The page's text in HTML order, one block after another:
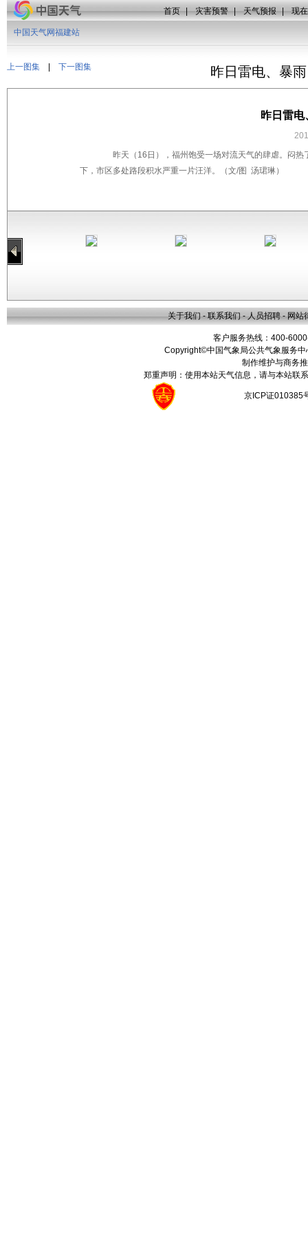
首页 | 灾害预警 | 天气预报 | 现
上一图集 下一图集
中国天气网福建站
昨日雷电、暴
昨日雷
昨天（16日），福州饱受一场对流天气的肆虐。闷热
下，市区多处路段积水严重一片汪洋。（文/图 汤珺琳）
关于我们 - 联系我们 - 人员招聘 - 网站
客户服务热线：400-
Copyright©中国气象局公共气象服务
制作维护与商务
郑重声明：使用本站天气信息，请与本站联
京ICP证010385